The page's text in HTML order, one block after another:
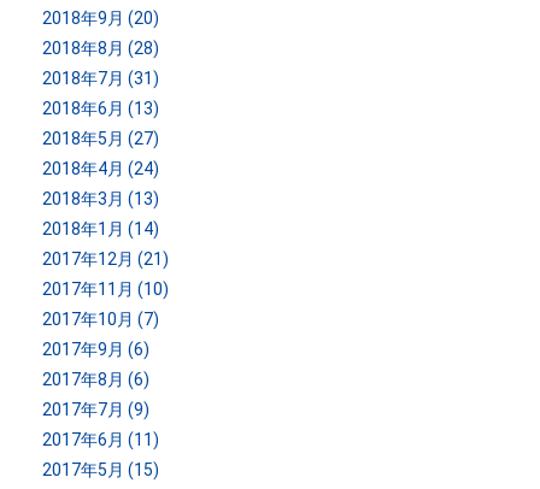
2018年9月 (20)
2018年8月 (28)
2018年7月 (31)
2018年6月 (13)
2018年5月 (27)
2018年4月 (24)
2018年3月 (13)
2018年1月 (14)
2017年12月 (21)
2017年11月 (10)
2017年10月 (7)
2017年9月 (6)
2017年8月 (6)
2017年7月 (9)
2017年6月 (11)
2017年5月 (15)